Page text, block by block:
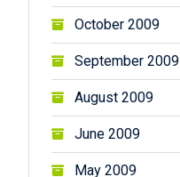
October 2009
September 2009
August 2009
June 2009
May 2009